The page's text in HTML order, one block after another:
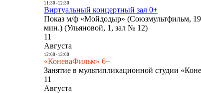
11:30- 12:30
Виртуальный концертный зал 0+
Показ м/ф «Мойдодыр» (Союзмультфильм,
мин.) (Ульяновой, 1, зал № 12)
11
Августа
12:00- 13:00
«КоневаФильм» 6+
Занятие в мультипликационной студии
11
Августа